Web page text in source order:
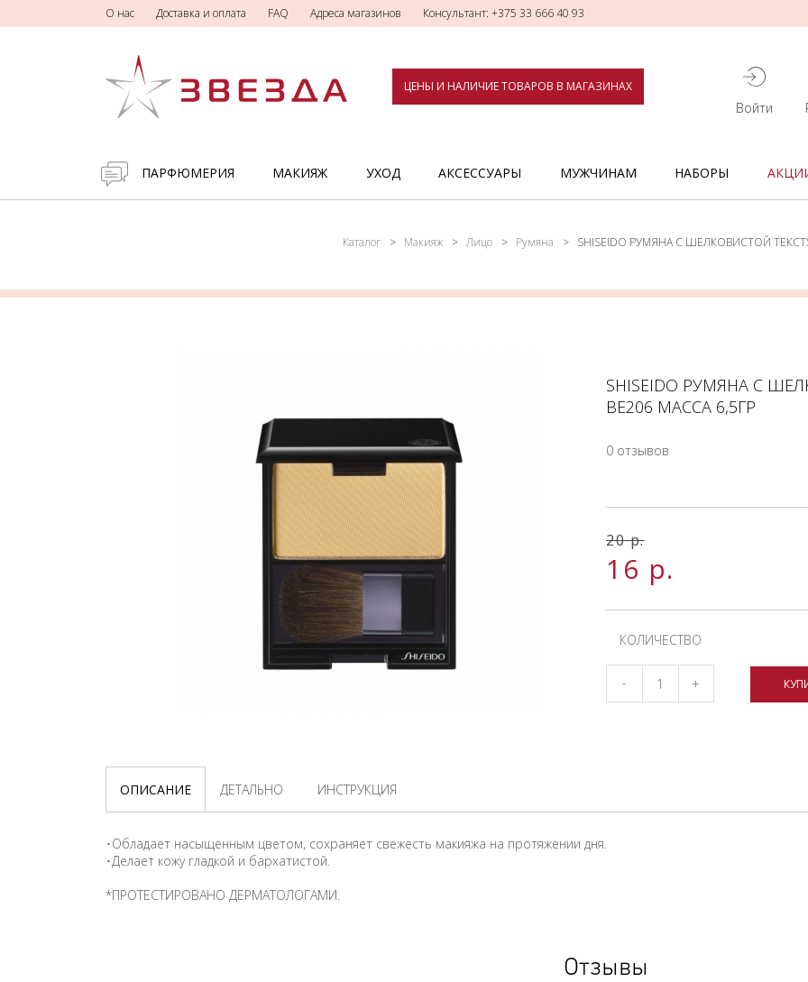
О нас Доставка и оплата FAQ Адреса магазинов Консультант: +375 33 666 40 93
ЦЕНЫ И НАЛИЧИЕ ТОВАРОВ В МАГАЗИНАХ
Войти
ПАРФЮМЕРИЯ МАКИЯЖ УХОД АКСЕССУАРЫ МУЖЧИНАМ НАБОРЫ
Каталог Макияж Лицо Румяна SHISEIDO РУМЯНА С ШЕЛКОВИСТОЙ
SHISEIDO РУМЯНА С
BE206 МАССА 6,5ГР
0 отзывов
20р.
16 р.
КОЛИЧЕСТВО
- +
ОПИСАНИЕ ДЕТАЛЬНО ИНСТРУКЦИЯ
･Обладает насыщенным цветом, сохраняет свежесть макияжа на протяжении дня.
･Делает кожу гладкой и бархатистой.
*ПРОТЕСТИРОВАНО ДЕРМАТОЛОГАМИ.
Отзывы